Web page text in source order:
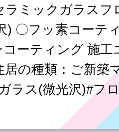
ラミックガラスフ
) 〇フッ素コーテ
ーティング 施工
居の種類：ご新築
ラス(微光沢)#フ